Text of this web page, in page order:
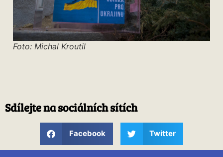
Foto: Michal Kroutil
Sdílejte na sociálních sítích
Facebook Twitter